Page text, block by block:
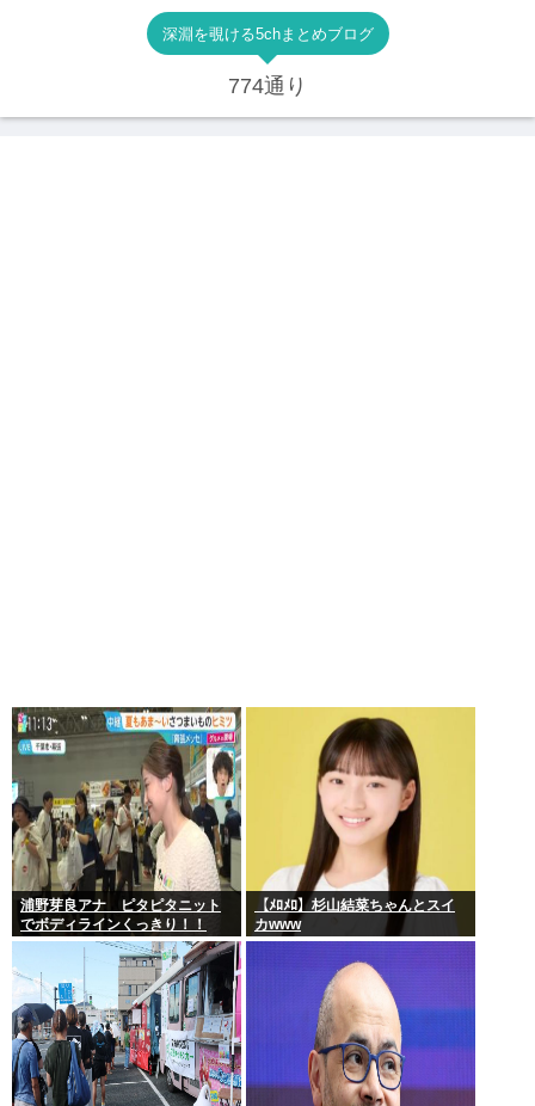
深淵を覗ける5chまとめブログ
774通り
浦野芽良アナ ピタピタニット
でボディラインくっきり！！
【ﾒﾛﾒﾛ】杉山結菜ちゃんとスイ
カwww